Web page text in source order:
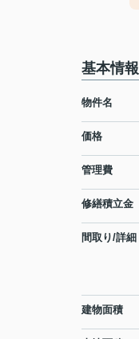
基本情報
物件名
価格
管理費
修繕積立金
間取り/詳細
建物面積